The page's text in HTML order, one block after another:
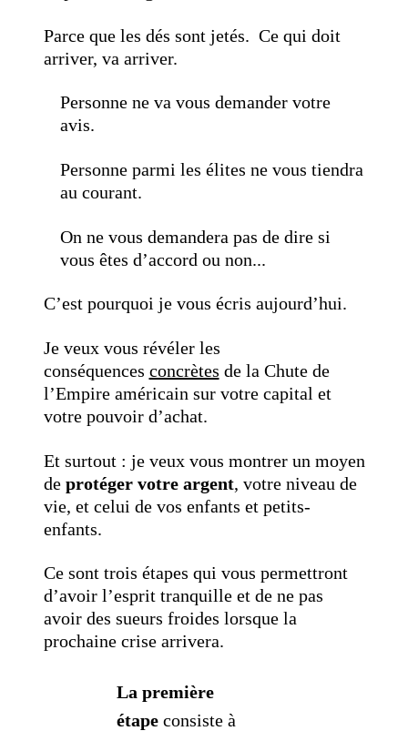
Parce que les dés sont jetés. Ce qui doit
arriver, va arriver.
Personne ne va vous demander votre
avis.
Personne parmi les élites ne vous tiendra
au courant.
On ne vous demandera pas de dire si
vous êtes d’accord ou non...
C’est pourquoi je vous écris aujourd’hui.
Je veux vous révéler les
conséquences concrètes de la Chute de
l’Empire américain sur votre capital et
votre pouvoir d’achat.
Et surtout : je veux vous montrer un moyen
de protéger votre argent, votre niveau de
vie, et celui de vos enfants et petits-
enfants.
Ce sont trois étapes qui vous permettront
d’avoir l’esprit tranquille et de ne pas
avoir des sueurs froides lorsque la
prochaine crise arrivera.
La première
étape consiste à